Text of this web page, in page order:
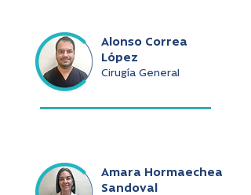
Alonso Correa
López
Cirugía General
Amara Hormaechea
Sandoval